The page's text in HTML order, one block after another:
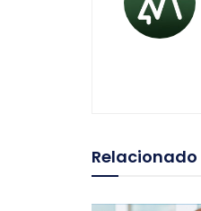
Relacionado